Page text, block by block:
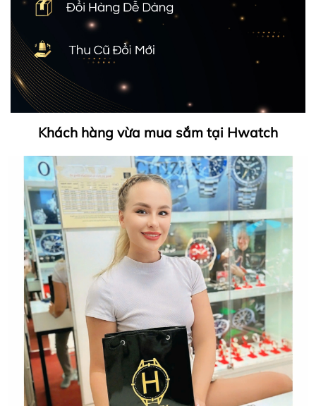
Khách hàng vừa mua sắm tại Hwatch